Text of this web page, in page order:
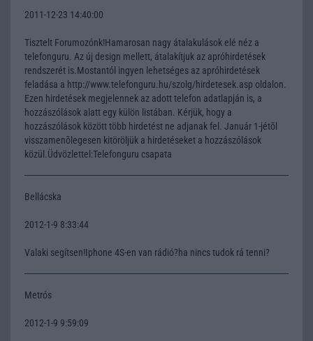
2011-12-23 14:40:00
Tisztelt Forumozónk!Hamarosan nagy átalakulások elé néz a
telefonguru. Az új design mellett, átalakítjuk az apróhirdetések
rendszerét is.Mostantól ingyen lehetséges az apróhirdetések
feladása a http://www.telefonguru.hu/szolg/hirdetesek.asp oldalon.
Ezen hirdetések megjelennek az adott telefon adatlapján is, a
hozzászólások alatt egy külön listában. Kérjük, hogy a
hozzászólások között több hirdetést ne adjanak fel. Január 1-jétõl
visszamenõlegesen kitöröljük a hirdetéseket a hozzászólások
közül.Üdvözlettel:Telefonguru csapata
Bellácska
2012-1-9 8:33:44
Valaki segítsen!Iphone 4S-en van rádió?ha nincs tudok rá tenni?
Metrós
2012-1-9 9:59:09